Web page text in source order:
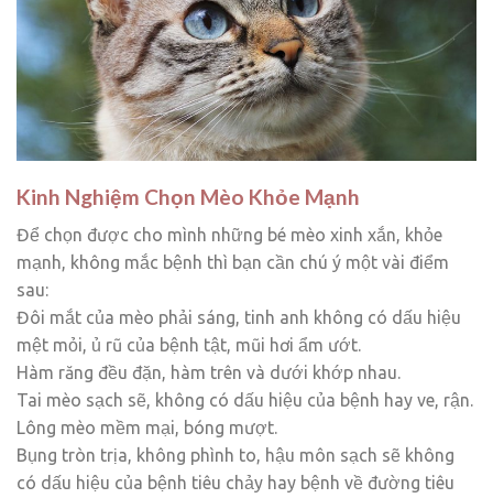
Kinh Nghiệm Chọn Mèo Khỏe Mạnh
Để chọn được cho mình những bé mèo xinh xắn, khỏe
mạnh, không mắc bệnh thì bạn cần chú ý một vài điểm
sau:
Đôi mắt của mèo phải sáng, tinh anh không có dấu hiệu
mệt mỏi, ủ rũ của bệnh tật, mũi hơi ẩm ướt.
Hàm răng đều đặn, hàm trên và dưới khớp nhau.
Tai mèo sạch sẽ, không có dấu hiệu của bệnh hay ve, rận.
Lông mèo mềm mại, bóng mượt.
Bụng tròn trịa, không phình to, hậu môn sạch sẽ không
có dấu hiệu của bệnh tiêu chảy hay bệnh về đường tiêu